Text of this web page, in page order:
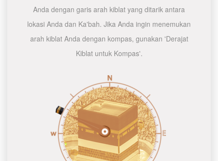
Anda dengan garis arah kiblat yang ditarik antara
lokasi Anda dan Ka'bah. Jika Anda ingin menemukan
arah kiblat Anda dengan kompas, gunakan 'Derajat
Kiblat untuk Kompas'.